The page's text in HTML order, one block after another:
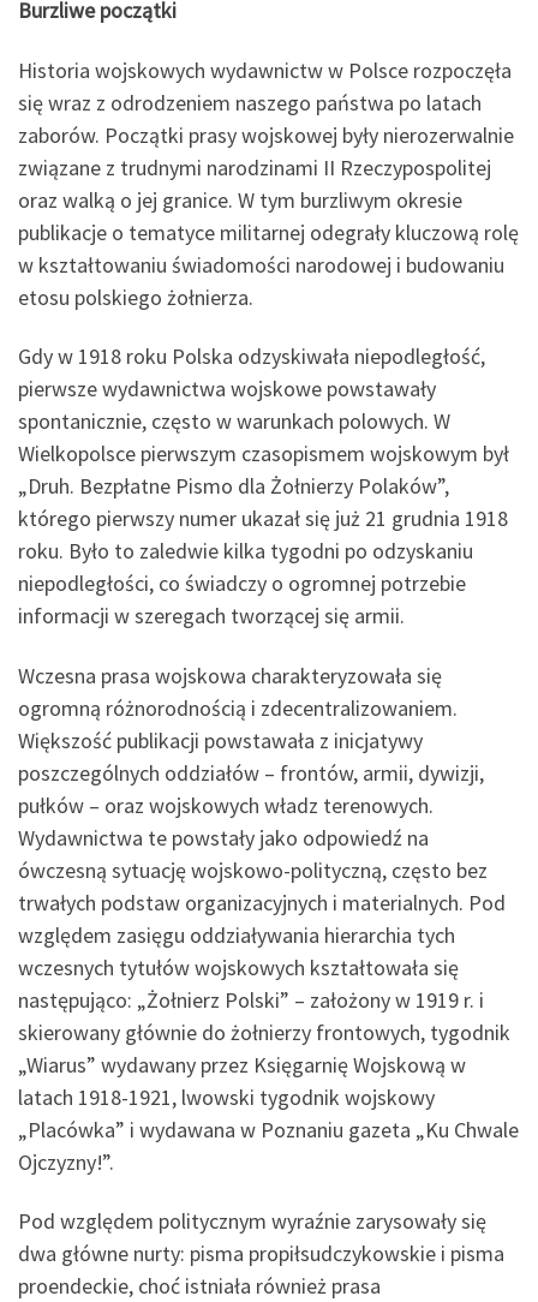
Burzliwe początki
Historia wojskowych wydawnictw w Polsce rozpoczęła
się wraz z odrodzeniem naszego państwa po latach
zaborów. Początki prasy wojskowej były nierozerwalnie
związane z trudnymi narodzinami II Rzeczypospolitej
oraz walką o jej granice. W tym burzliwym okresie
publikacje o tematyce militarnej odegrały kluczową rolę
w kształtowaniu świadomości narodowej i budowaniu
etosu polskiego żołnierza.
Gdy w 1918 roku Polska odzyskiwała niepodległość,
pierwsze wydawnictwa wojskowe powstawały
spontanicznie, często w warunkach polowych. W
Wielkopolsce pierwszym czasopismem wojskowym był
„Druh. Bezpłatne Pismo dla Żołnierzy Polaków”,
którego pierwszy numer ukazał się już 21 grudnia 1918
roku. Było to zaledwie kilka tygodni po odzyskaniu
niepodległości, co świadczy o ogromnej potrzebie
informacji w szeregach tworzącej się armii.
Wczesna prasa wojskowa charakteryzowała się
ogromną różnorodnością i zdecentralizowaniem.
Większość publikacji powstawała z inicjatywy
poszczególnych oddziałów – frontów, armii, dywizji,
pułków – oraz wojskowych władz terenowych.
Wydawnictwa te powstały jako odpowiedź na
ówczesną sytuację wojskowo-polityczną, często bez
trwałych podstaw organizacyjnych i materialnych. Pod
względem zasięgu oddziaływania hierarchia tych
wczesnych tytułów wojskowych kształtowała się
następująco: „Żołnierz Polski” – założony w 1919 r. i
skierowany głównie do żołnierzy frontowych, tygodnik
„Wiarus” wydawany przez Księgarnię Wojskową w
latach 1918-1921, lwowski tygodnik wojskowy
„Placówka” i wydawana w Poznaniu gazeta „Ku Chwale
Ojczyzny!”.
Pod względem politycznym wyraźnie zarysowały się
dwa główne nurty: pisma propiłsudczykowskie i pisma
proendeckie, choć istniała również prasa